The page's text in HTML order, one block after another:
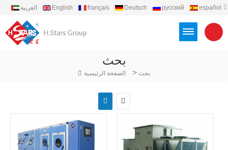
العربية English français Deutsch русский
español
بحث
الصفحة الرئيسية > بحث